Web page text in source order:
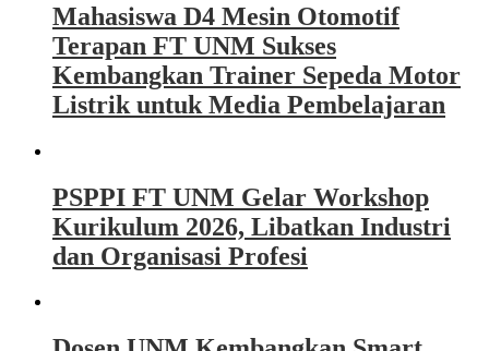
Mahasiswa D4 Mesin Otomotif
Terapan FT UNM Sukses
Kembangkan Trainer Sepeda Motor
Listrik untuk Media Pembelajaran
PSPPI FT UNM Gelar Workshop
Kurikulum 2026, Libatkan Industri
dan Organisasi Profesi